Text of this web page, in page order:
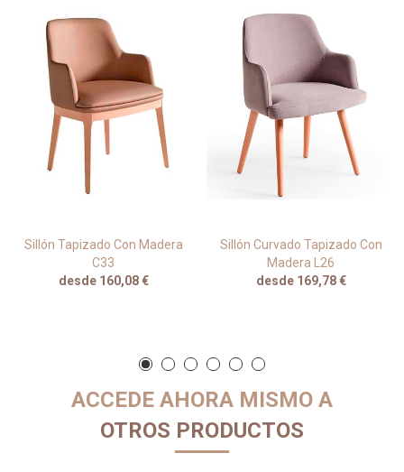
Sillón Tapizado Con Madera
C33
desde 160,08 €
Sillón Curvado Tapizado Con
Madera L26
desde 169,78 €
ACCEDE AHORA MISMO A
OTROS PRODUCTOS